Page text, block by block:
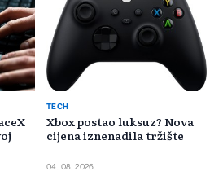
TECH
Xbox postao luksuz? Nova
cijena iznenadila tržište
04. 08. 2026.